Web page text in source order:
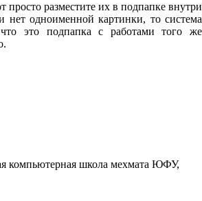
просто разместите их в подпапке внутри
нет одноименной картинки, то система
это подпапка с работами того же
компьютерная школа мехмата ЮФУ,